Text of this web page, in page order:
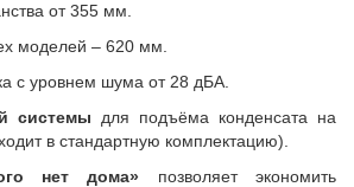
от 355 мм.
моделей – 620 мм.
с уровнем шума от 28 дБА.
системы для подъёма конденсата на
в стандартную комплектацию).
нет дома» позволяет экономить